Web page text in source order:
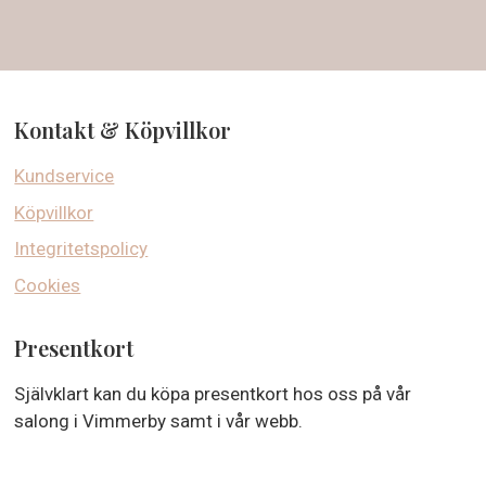
Kontakt & Köpvillkor
Kundservice
Köpvillkor
Integritetspolicy
Cookies
Presentkort
Självklart kan du köpa presentkort hos oss på vår
salong i Vimmerby samt i vår webb.